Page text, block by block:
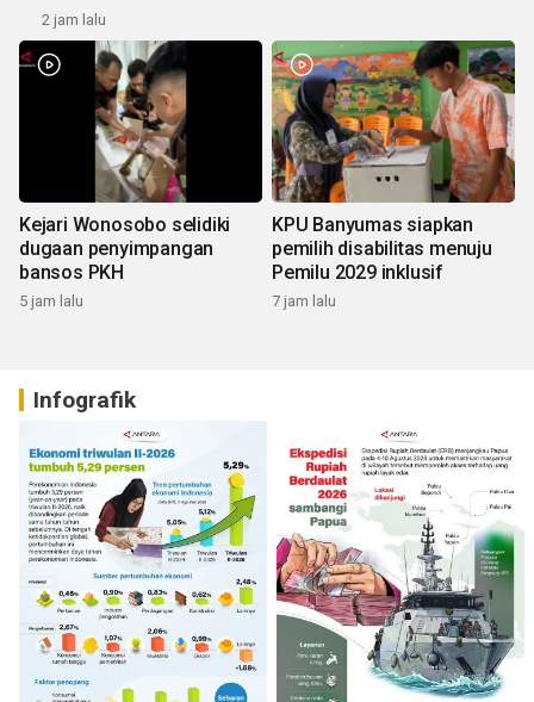
2 jam lalu
Kejari Wonosobo selidiki
dugaan penyimpangan
bansos PKH
5 jam lalu
KPU Banyumas siapkan
pemilih disabilitas menuju
Pemilu 2029 inklusif
7 jam lalu
Infografik